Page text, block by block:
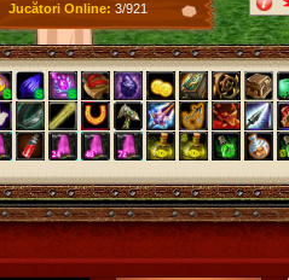
Jucători Online: 3/921